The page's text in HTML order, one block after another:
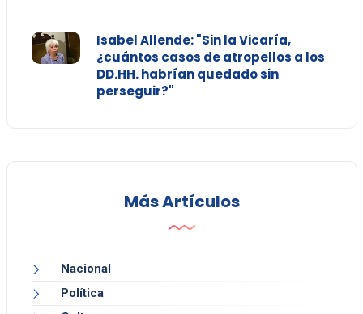
Isabel Allende: "Sin la Vicaría,
¿cuántos casos de atropellos a los
DD.HH. habrían quedado sin
perseguir?"
Más Artículos
Nacional
Política